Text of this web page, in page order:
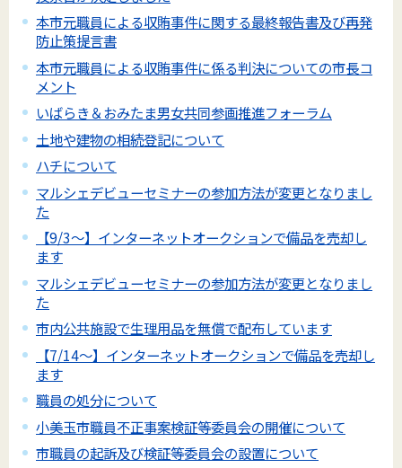
本市元職員による収賄事件に関する最終報告書及び再発
防止策提言書
本市元職員による収賄事件に係る判決についての市長コ
メント
いばらき＆おみたま男女共同参画推進フォーラム
土地や建物の相続登記について
ハチについて
マルシェデビューセミナーの参加方法が変更となりまし
た
【9/3～】インターネットオークションで備品を売却し
ます
マルシェデビューセミナーの参加方法が変更となりまし
た
市内公共施設で生理用品を無償で配布しています
【7/14～】インターネットオークションで備品を売却し
ます
職員の処分について
小美玉市職員不正事案検証等委員会の開催について
市職員の起訴及び検証等委員会の設置について